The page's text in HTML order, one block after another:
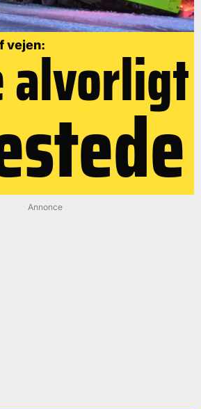
vejen:alvorligt
Annonce